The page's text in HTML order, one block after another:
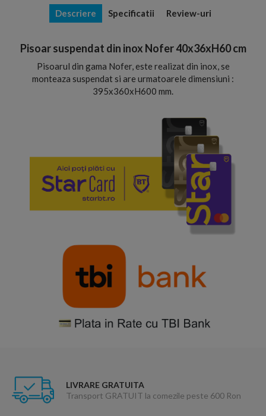
Descriere Specificatii Review-uri
Pisoar suspendat din inox Nofer 40x36xH60 cm
Pisoarul din gama Nofer, este realizat din inox, se
monteaza suspendat si are urmatoarele dimensiuni :
395x360xH600 mm.
LIVRARE GRATUITA
Transport GRATUIT la comezile peste 600 Ron